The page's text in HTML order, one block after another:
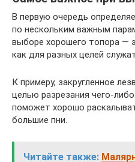
В первую очередь
по нескольким важным
выборе хорошего топора —
как для разных целей
К примеру, закругленное
целью разрезания чего-
поможет хорошо
большие пни.
Читайте также: